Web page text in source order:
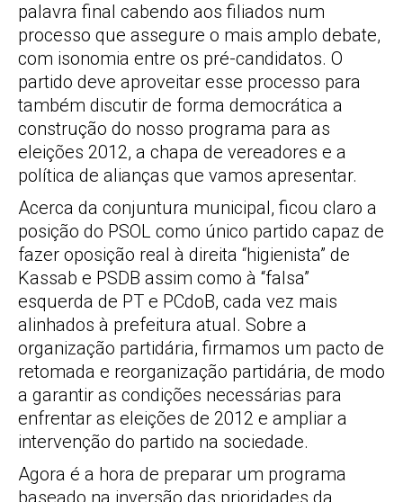
palavra final cabendo aos filiados num
processo que assegure o mais amplo debate,
com isonomia entre os pré-candidatos. O
partido deve aproveitar esse processo para
também discutir de forma democrática a
construção do nosso programa para as
eleições 2012, a chapa de vereadores e a
política de alianças que vamos apresentar.
Acerca da conjuntura municipal, ficou claro a
posição do PSOL como único partido capaz de
fazer oposição real à direita “higienista” de
Kassab e PSDB assim como à “falsa”
esquerda de PT e PCdoB, cada vez mais
alinhados à prefeitura atual. Sobre a
organização partidária, firmamos um pacto de
retomada e reorganização partidária, de modo
a garantir as condições necessárias para
enfrentar as eleições de 2012 e ampliar a
intervenção do partido na sociedade.
Agora é a hora de preparar um programa
baseado na inversão das prioridades da